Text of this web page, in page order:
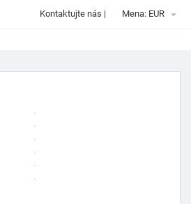
Kontaktujte nás | Mena: EUR 